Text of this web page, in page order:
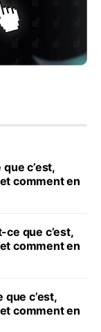
c’est,
comment en
ce que c’est,
comment en
que c’est,
comment en